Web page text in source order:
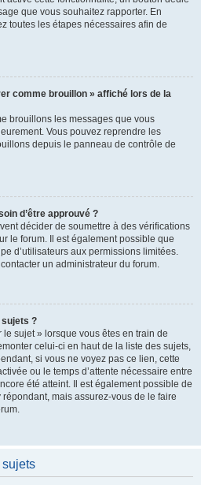
que vous souhaitez rapporter. En
toutes les étapes nécessaires afin de
comme brouillon » affiché lors de la
brouillons les messages que vous
Vous pouvez reprendre les
depuis le panneau de contrôle de
d’être approuvé ?
décider de soumettre à des vérifications
le forum. Il est également possible que
d’utilisateurs aux permissions limitées.
un administrateur du forum.
?
sujet » lorsque vous êtes en train de
celui-ci en haut de la liste des sujets,
si vous ne voyez pas ce lien, cette
ou le temps d’attente nécessaire entre
été atteint. Il est également possible de
mais assurez-vous de le faire
sujets